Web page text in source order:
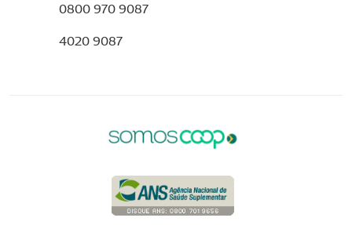
0800 970 9087
4020 9087